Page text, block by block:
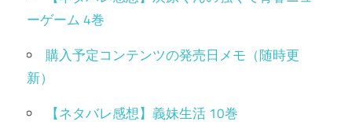
ーゲーム 4巻
購入予定コンテンツの発売日メモ（随時更
新）
【ネタバレ感想】義妹生活 10巻